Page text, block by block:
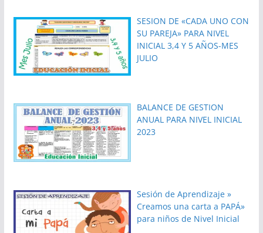
SESION DE «CADA UNO CON
SU PAREJA» PARA NIVEL
INICIAL 3,4 Y 5 AÑOS-MES
JULIO
BALANCE DE GESTION
ANUAL PARA NIVEL INICIAL
2023
Sesión de Aprendizaje »
Creamos una carta a PAPÁ»
para niños de Nivel Inicial